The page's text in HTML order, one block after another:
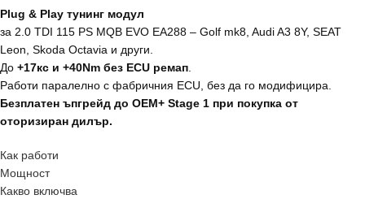
Plug & Play тунинг модул
за 2.0 TDI 115 PS MQB EVO EA288 – Golf mk8, Audi A3 8Y, SEAT
Leon, Skoda Octavia и други.
До +17кс и +40Nm без ECU ремап.
Работи паралелно с фабричния ECU, без да го модифицира.
Безплатен ъпгрейд до OEM+ Stage 1 при покупка от
оторизиран дилър.
Как работи
Мощност
Какво включва